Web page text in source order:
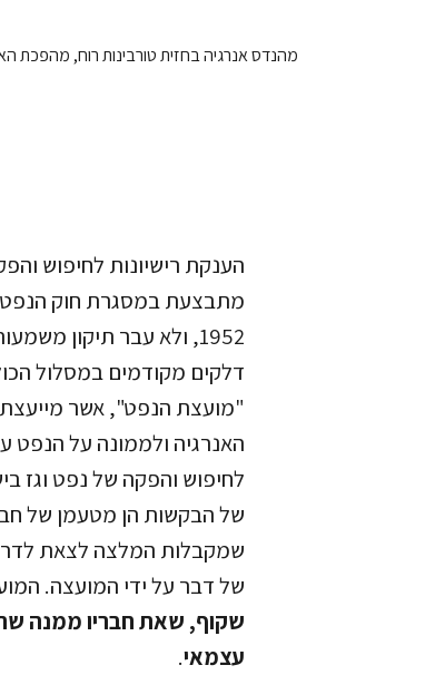
הענקת רישיונות לחיפוש
מתבצעת במסגרת חוק
1952, ולא עבר תיקון
דלקים מקודמים במסלול
"מועצת הנפט", אשר
האנרגיה ולממונה על הנפט
לחיפוש והפקה של נפט וגז
של הבקשות הן מטעמן של
שמקבלות המלצה לצאת
של דבר על ידי המועצה.
שקוף, שאת חבריו ממנה שר
עצמאי.